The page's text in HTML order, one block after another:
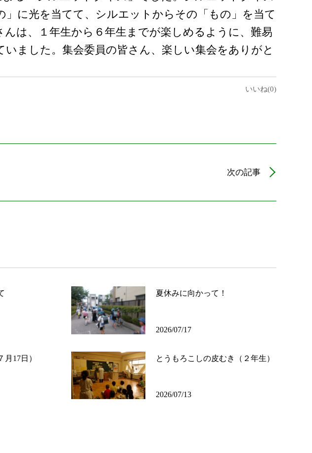
」に光を当てて、シルエットからその「もの」を当て
は、１年生から６年生までが楽しめるように、難易
ました。集会委員の皆さん、楽しい集会をありがと
いいね(0)
次の記事
夏休みに向かって！
2026/07/17
17日） とうもろこしの皮むき（２年生）
2026/07/13